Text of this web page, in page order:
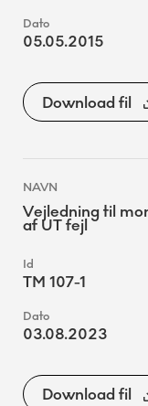
05.05.2015
Download fil
Vejledning til
af UT fejl
TM 107-1
03.08.2023
Download fil